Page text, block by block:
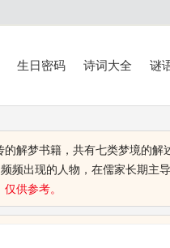
生日密码 诗词大全 谜
解梦书籍，共有七类梦境的
频出现的人物，在儒家长期主
供参考。